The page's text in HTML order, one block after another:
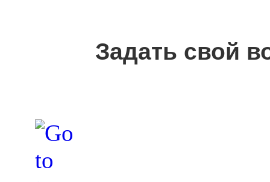
Задать свой